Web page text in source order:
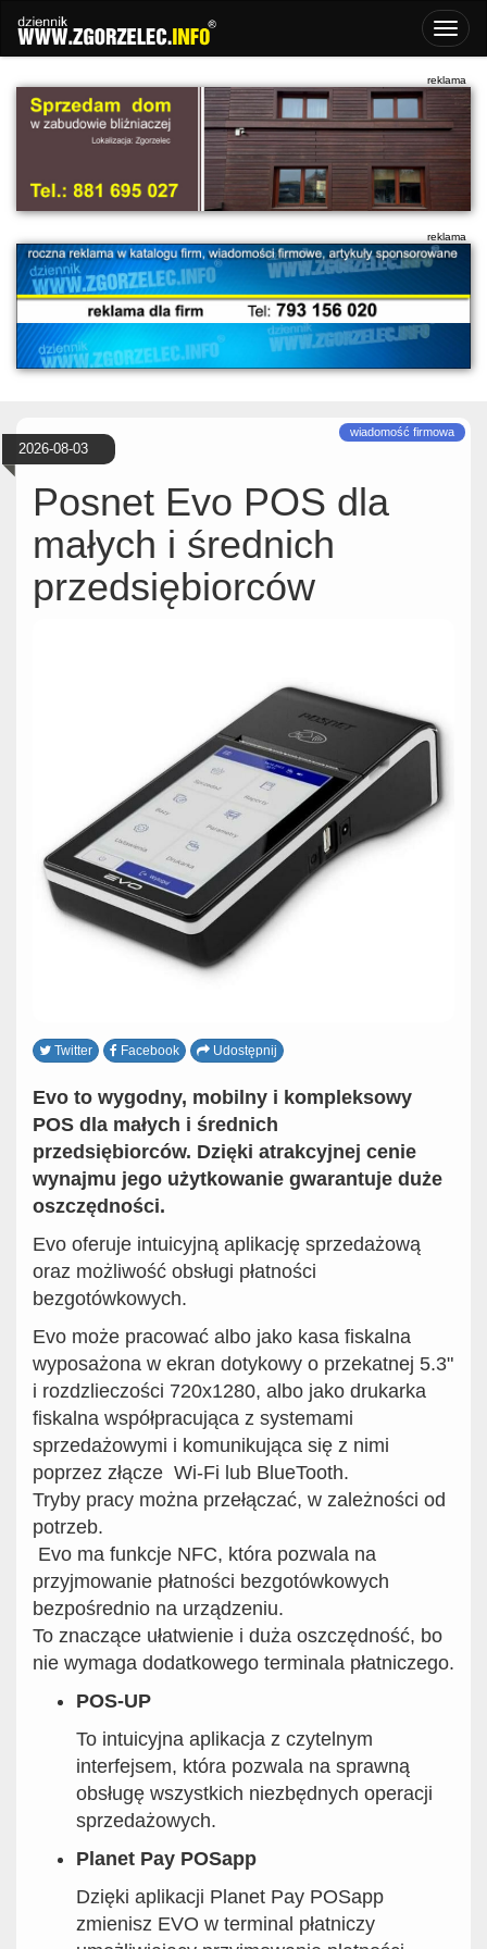
2026-08-03
Posnet Evo POS dla
małych i średnich
przedsiębiorców
Twitter Facebook Udostępnij
Evo to wygodny, mobilny i kompleksowy
POS dla małych i średnich
przedsiębiorców. Dzięki atrakcyjnej cenie
wynajmu jego użytkowanie gwarantuje duże
oszczędności.
Evo oferuje intuicyjną aplikację sprzedażową
oraz możliwość obsługi płatności
bezgotówkowych.
Evo może pracować albo jako kasa fiskalna
wyposażona w ekran dotykowy o przekatnej 5.3"
i rozdzlieczości 720x1280, albo jako drukarka
fiskalna współpracująca z systemami
sprzedażowymi i komunikująca się z nimi
poprzez złącze Wi-Fi lub BlueTooth.
Tryby pracy można przełączać, w zależności od
potrzeb.
Evo ma funkcje NFC, która pozwala na
przyjmowanie płatności bezgotówkowych
bezpośrednio na urządzeniu.
To znaczące ułatwienie i duża oszczędność, bo
nie wymaga dodatkowego terminala płatniczego.
POS-UP
To intuicyjna aplikacja z czytelnym
interfejsem, która pozwala na sprawną
obsługę wszystkich niezbędnych operacji
sprzedażowych.
Planet Pay POSapp
Dzięki aplikacji Planet Pay POSapp
zmienisz EVO w terminal płatniczy